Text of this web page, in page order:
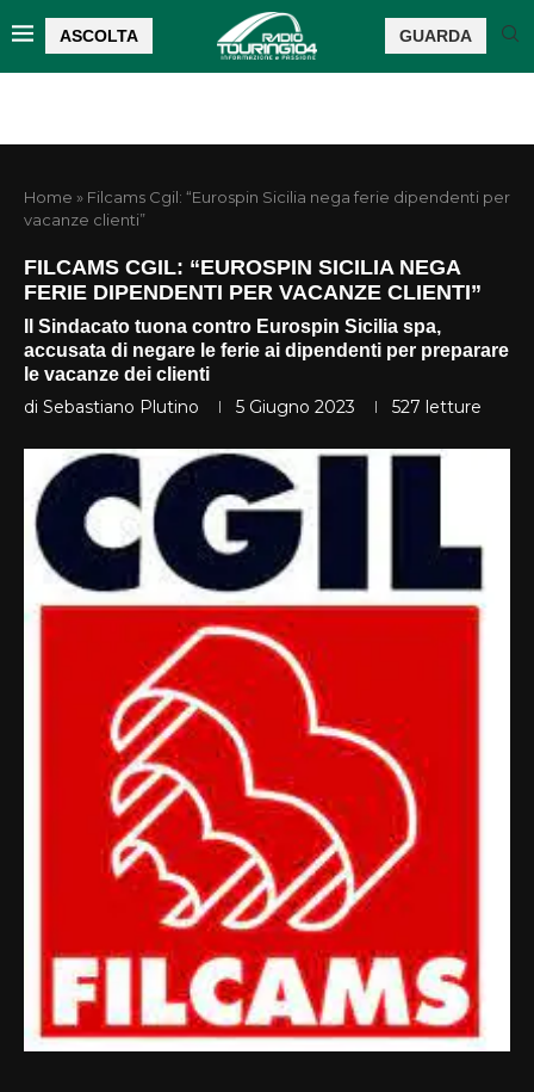
ASCOLTA GUARDA
Home » Filcams Cgil: “Eurospin Sicilia nega ferie dipendenti per
vacanze clienti”
FILCAMS CGIL: “EUROSPIN SICILIA NEGA
FERIE DIPENDENTI PER VACANZE CLIENTI”
Il Sindacato tuona contro Eurospin Sicilia spa,
accusata di negare le ferie ai dipendenti per preparare
le vacanze dei clienti
di Sebastiano Plutino 5 Giugno 2023 527 letture